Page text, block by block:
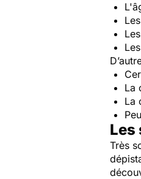
La
La
Les
Très